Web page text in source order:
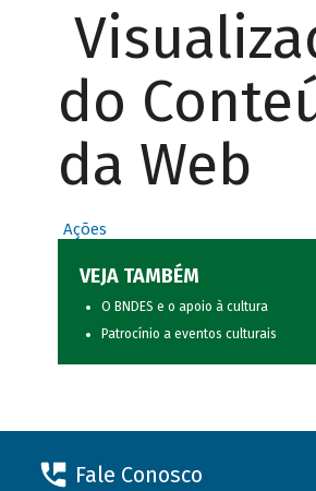
do
da Web
Ações
VEJA TAMBÉM
O BNDES e o apoio à cultura
Patrocínio a eventos culturais
Fale Conosco